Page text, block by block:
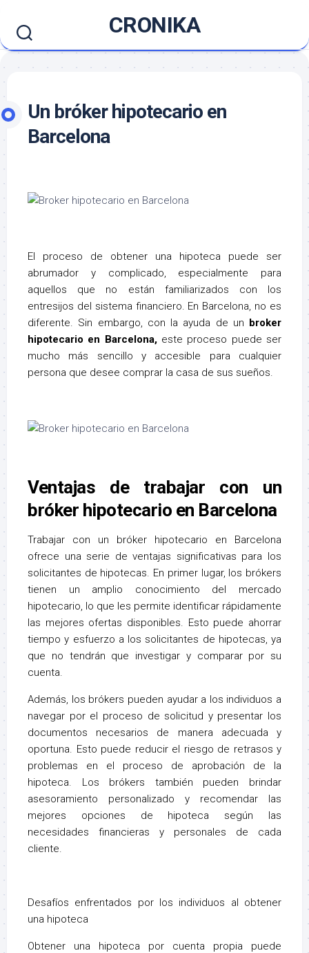
contenido
CRONIKA
Un bróker hipotecario en
Barcelona
El proceso de obtener una hipoteca puede ser
abrumador y complicado, especialmente para
aquellos que no están familiarizados con los
entresijos del sistema financiero. En Barcelona, ​​no es
diferente. Sin embargo, con la ayuda de un broker
hipotecario en Barcelona,este proceso puede ser
mucho más sencillo y accesible para cualquier
persona que desee comprar la casa de sus sueños.
Ventajas de trabajar con un
bróker hipotecario en Barcelona
Trabajar con un bróker hipotecario en Barcelona
ofrece una serie de ventajas significativas para los
solicitantes de hipotecas. En primer lugar, los brókers
tienen un amplio conocimiento del mercado
hipotecario, lo que les permite identificar rápidamente
las mejores ofertas disponibles. Esto puede ahorrar
tiempo y esfuerzo a los solicitantes de hipotecas, ya
que no tendrán que investigar y comparar por su
cuenta.
Además, los brókers pueden ayudar a los individuos a
navegar por el proceso de solicitud y presentar los
documentos necesarios de manera adecuada y
oportuna. Esto puede reducir el riesgo de retrasos y
problemas en el proceso de aprobación de la
hipoteca. Los brókers también pueden brindar
asesoramiento personalizado y recomendar las
mejores opciones de hipoteca según las
necesidades financieras y personales de cada
cliente.
Desafíos enfrentados por los individuos al obtener
una hipoteca
Obtener una hipoteca por cuenta propia puede